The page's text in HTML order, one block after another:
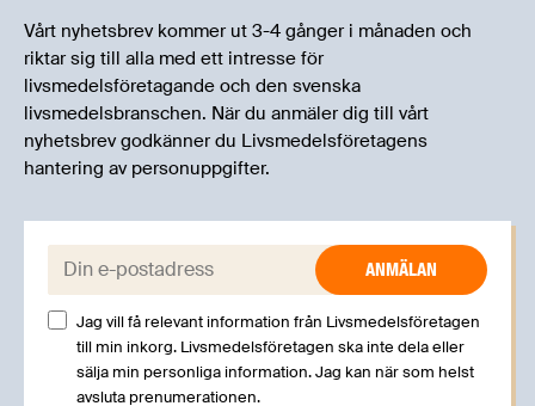
Vårt nyhetsbrev kommer ut 3-4 gånger i månaden och
riktar sig till alla med ett intresse för
livsmedelsföretagande och den svenska
livsmedelsbranschen. När du anmäler dig till vårt
nyhetsbrev godkänner du Livsmedelsföretagens
hantering av personuppgifter.
E-post:
Jag vill få relevant information från Livsmedelsföretagen
till min inkorg. Livsmedelsföretagen ska inte dela eller
sälja min personliga information. Jag kan när som helst
avsluta prenumerationen.